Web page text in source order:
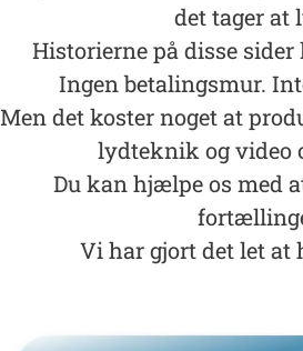
det tager at
Historierne på disse sider
Ingen betalingsmur.
Men det koster noget at
lydteknik og video
Du kan hjælpe os med
Vi har gjort det let at